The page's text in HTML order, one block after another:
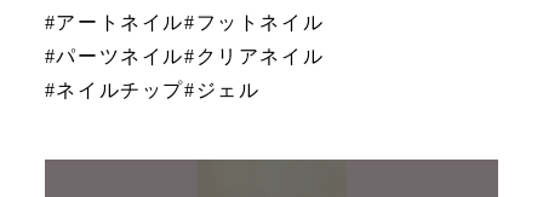
#アートネイル#フットネイル
#パーツネイル#クリアネイル
#ネイルチップ#ジェル